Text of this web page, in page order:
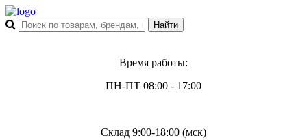
Время работы:
ПН-ПТ 08:00 - 17:00
Склад 9:00-18:00 (мск)